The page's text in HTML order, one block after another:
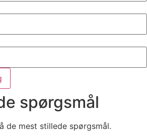
spørgsmål
de mest stillede spørgsmål.